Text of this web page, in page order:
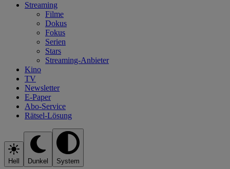
Streaming
Filme
Dokus
Fokus
Serien
Stars
Streaming-Anbieter
Kino
TV
Newsletter
E-Paper
Abo-Service
Rätsel-Lösung
Hell Dunkel System